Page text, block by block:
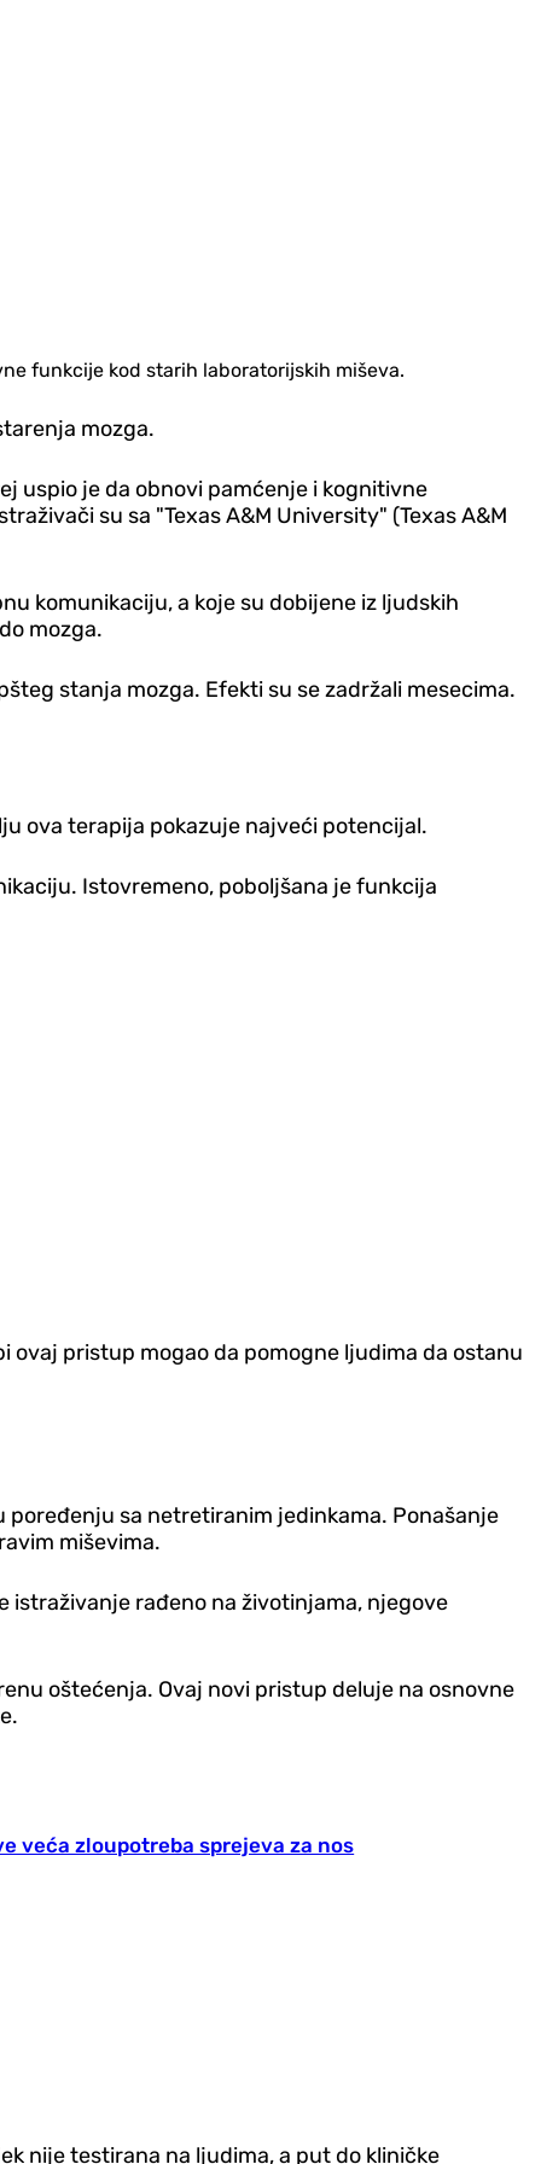
funkcije kod starih laboratorijskih miševa.
mozga.
uspio je da obnovi pamćenje i kognitivne
su sa "Texas A&M University" (Texas A&M
komunikaciju, a koje su dobijene iz ljudskih
mozga.
stanja mozga. Efekti su se zadržali mesecima.
ova terapija pokazuje najveći potencijal.
Istovremeno, poboljšana je funkcija
ovaj pristup mogao da pomogne ljudima da ostanu
sa netretiranim jedinkama. Ponašanje
miševima.
istraživanje rađeno na životinjama, njegove
oštećenja. Ovaj novi pristup deluje na osnovne
veća zloupotreba sprejeva za nos
nije testirana na ljudima, a put do kliničke